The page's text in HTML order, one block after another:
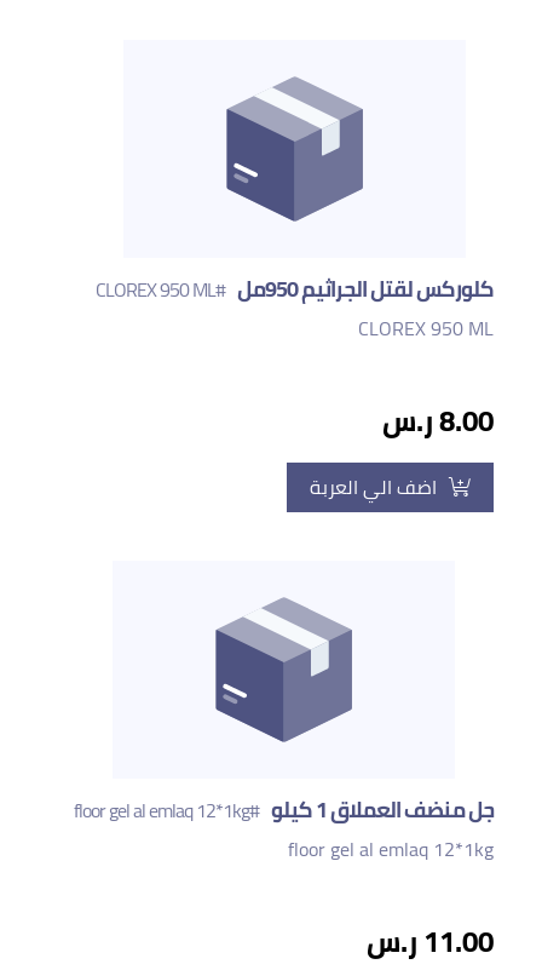
كلوركس لقتل الجراثيم 950مل
#CLOREX 950 ML
CLOREX 950 ML
8.00 ر.س
اضف الي العربة
جل منضف العملاق 1 كيلو
#floor gel al emlaq 12*1kg
floor gel al emlaq 12*1kg
11.00 ر.س